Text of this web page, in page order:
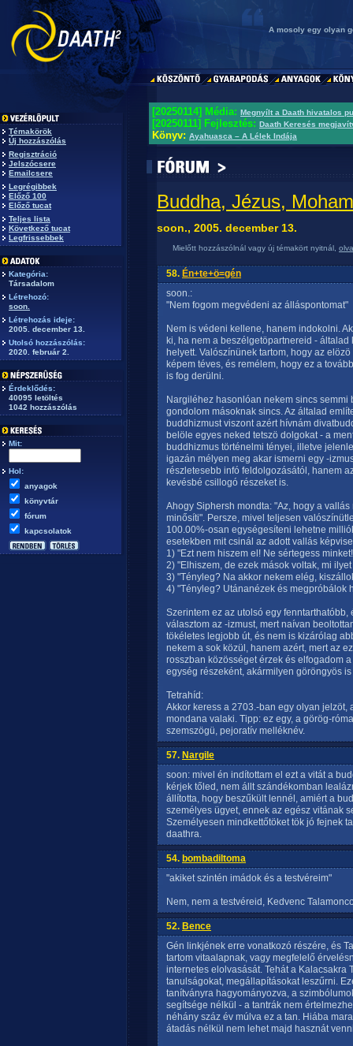
A mosoly egy olyan
Témakörök
Új hozzászólás
Regisztráció
Jelszócsere
Emailcsere
Legrégibbek
Előző 100
Előző tucat
Teljes lista
Következő tucat
Legfrissebbek
Kategória:
Társadalom
Létrehozó:
soon.
Létrehozás ideje:
2005. december 13.
Utolsó hozzászólás:
2020. február 2.
Érdeklődés:
40095 letöltés
1042 hozzászólás
Mit:
Hol:
anyagok
könyvtár
fórum
kapcsolatok
[20250114] Média: Megnyílt a Daath hivatalos
[20250111] Fejlesztés: Daath Keresés
Könyv: Ayahuasca – A Lélek Indája
Buddha, Jézus,
soon., 2005. december 13.
Mielőtt hozzászólnál vagy új témakört nyitnál,
58. Én+te+ö=gén
soon.:
"Nem fogom megvédeni az álláspontomat"
Nem is védeni kellene, hanem indokolni.
ki, ha nem a beszélgetöpartnereid -
helyett. Valószínünek tartom, hogy az
képem téves, és remélem, hogy ez a
is fog derülni.
Nargiléhez hasonlóan nekem sincs
gondolom másoknak sincs. Az általad
buddhizmust viszont azért hívnám
belöle egyes neked tetszö dolgokat - a
buddhizmus történelmi tényei, illetve
igazán mélyen meg akar ismerni egy -
részletesebb infó feldolgozásától, hanem
kevésbé csillogó részeket is.
Ahogy Siphersh mondta: "Az, hogy a
minősíti". Persze, mivel teljesen
100.00%-osan egységesíteni lehetne
esetekben mit csinál az adott vallás
1) "Ezt nem hiszem el! Ne sértegess
2) "Elhiszem, de ezek mások voltak, mi
3) "Tényleg? Na akkor nekem elég,
4) "Tényleg? Utánanézek és megpróbálok
Szerintem ez az utolsó egy
választom az -izmust, mert naívan
tökéletes legjobb út, és nem is kizárólag
nekem a sok közül, hanem azért, mert az
rosszban közösséget érzek és elfogadom
egység részeként, akármilyen göröngyös
Tetrahíd:
Akkor keress a 2703.-ban egy olyan
mondana valaki. Tipp: ez egy, a görög-
szemszögü, pejoratív melléknév.
57. Nargile
soon: mivel én indítottam el ezt a vitát a
kérjek tőled, nem állt szándékomban
állította, hogy beszűkült lennél, amiért a
személyes ügyet, ennek az egész vitának
Személyesen mindkettőtöket tök jó fejnek
daathra.
54. bombadiltoma
"akiket szintén imádok és a testvéreim"
Nem, nem a testvéreid, Kedvenc
52. Bence
Gén linkjének erre vonatkozó részére, és
tartom vitaalapnak, vagy megfelelő
internetes elolvasását. Tehát a
tanulságokat, megállapításokat leszűrni.
tanítványra hagyományozva, a
segítsége nélkül - a tantrák nem
néhány száz év múlva ez a tan. Hiába
átadás nélkül nem lehet majd hasznát